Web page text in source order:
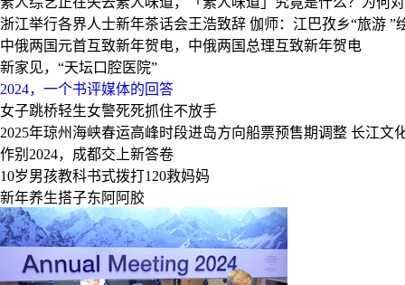
浙江举行各界人士新年茶话会王浩致辞 伽师：江巴孜乡“旅游 ”
中俄两国元首互致新年贺电，中俄两国总理互致新年贺电
新家见，“天坛口腔医院”
2024，一个书评媒体的回答
女子跳桥轻生女警死死抓住不放手
2025年琼州海峡春运高峰时段进岛方向船票预售期调整 长江文
作别2024，成都交上新答卷
10岁男孩教科书式拨打120救妈妈
新年养生搭子东阿阿胶